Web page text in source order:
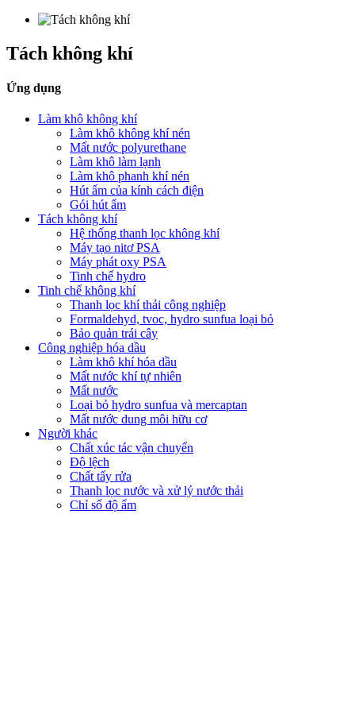
Tách không khí
Ứng dụng
Làm khô không khí
Làm khô không khí nén
Mất nước polyurethane
Làm khô làm lạnh
Làm khô phanh khí nén
Hút ẩm của kính cách điện
Gói hút ẩm
Tách không khí
Hệ thống thanh lọc không khí
Máy tạo nitơ PSA
Máy phát oxy PSA
Tinh chế hydro
Tinh chế không khí
Thanh lọc khí thải công nghiệp
Formaldehyd, tvoc, hydro sunfua loại bỏ
Bảo quản trái cây
Công nghiệp hóa dầu
Làm khô khí hóa dầu
Mất nước khí tự nhiên
Mất nước
Loại bỏ hydro sunfua và mercaptan
Mất nước dung môi hữu cơ
Người khác
Chất xúc tác vận chuyển
Độ lệch
Chất tẩy rửa
Thanh lọc nước và xử lý nước thải
Chỉ số độ ẩm